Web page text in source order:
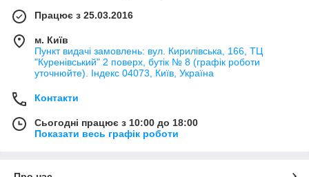
Працює з 25.03.2016
м. Київ
Пункт видачі замовлень: вул. Кирилівська, 166, ТЦ
"Куренівський" 2 поверх, бутік № 8 (графік роботи
уточнюйте). Індекс 04073, Київ, Україна
Контакти
Сьогодні працює з 10:00 до 18:00
Показати весь графік роботи